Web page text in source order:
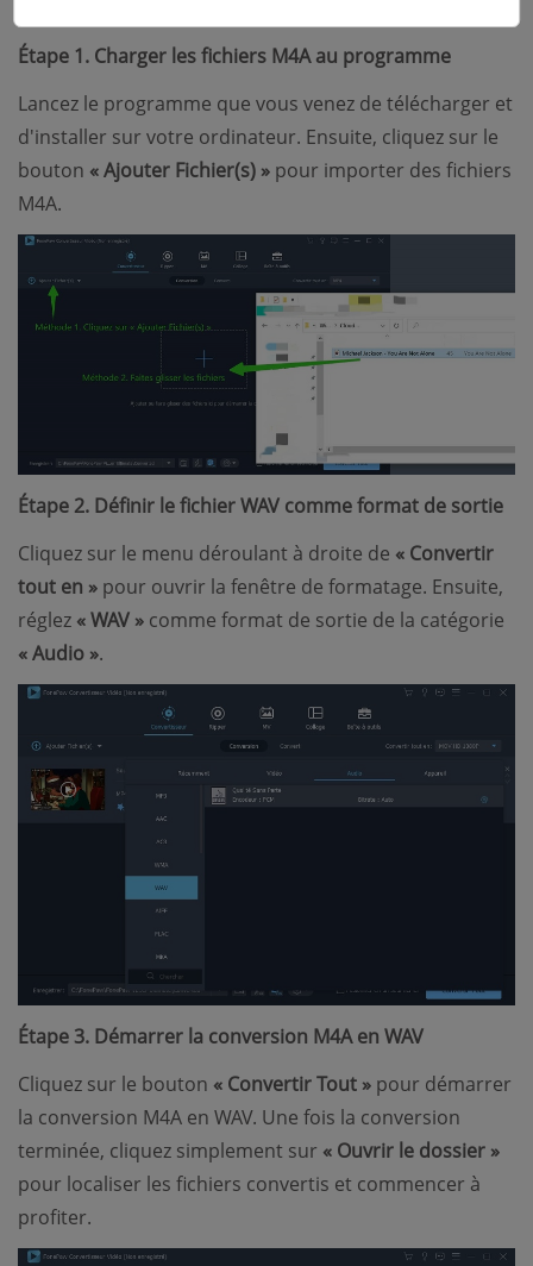
Étape 1. Charger les fichiers M4A au programme
Lancez le programme que vous venez de télécharger et
d'installer sur votre ordinateur. Ensuite, cliquez sur le
bouton « Ajouter Fichier(s) » pour importer des fichiers
M4A.
Étape 2. Définir le fichier WAV comme format de sortie
Cliquez sur le menu déroulant à droite de « Convertir
tout en » pour ouvrir la fenêtre de formatage. Ensuite,
réglez « WAV » comme format de sortie de la catégorie
« Audio ».
Étape 3. Démarrer la conversion M4A en WAV
Cliquez sur le bouton « Convertir Tout » pour démarrer
la conversion M4A en WAV. Une fois la conversion
terminée, cliquez simplement sur « Ouvrir le dossier »
pour localiser les fichiers convertis et commencer à
profiter.